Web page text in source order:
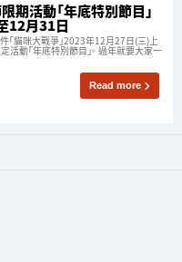
期活動「年底特別節目」
12月31日
「貓咪大戰爭」2023年12月27日(三)上
動「年底特別節目」。 過年就要大家一
Read more